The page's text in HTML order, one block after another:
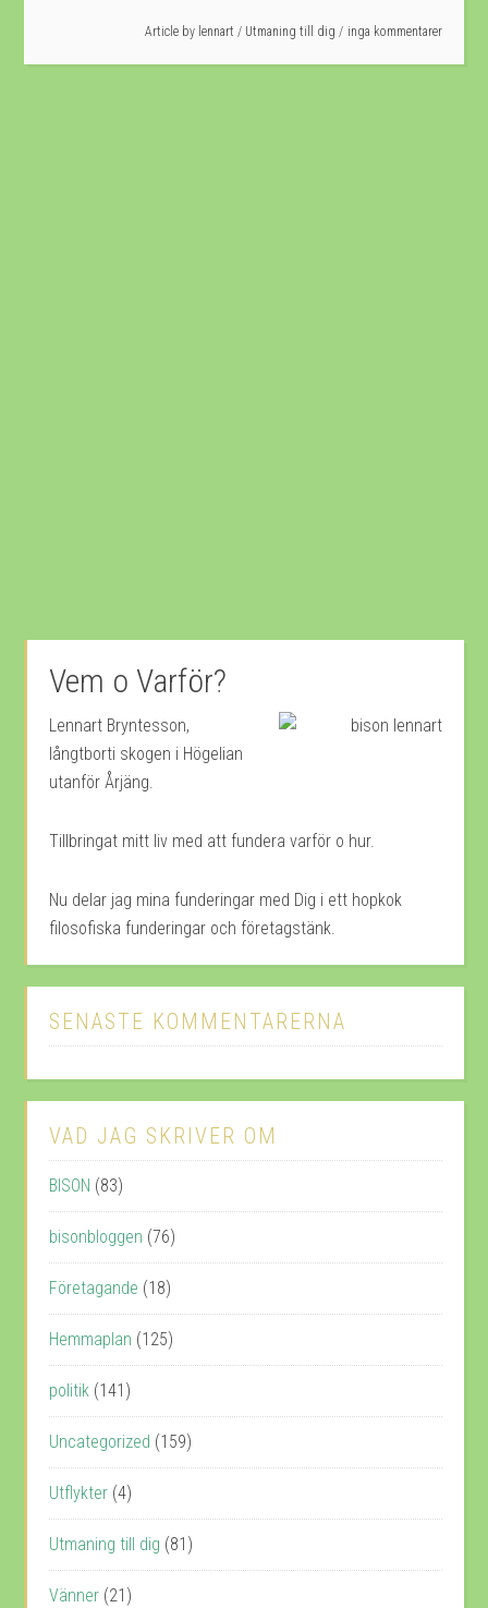
Article by lennart / Utmaning till dig inga kommentarer
Vem o Varför?
Lennart Bryntesson,
långtborti skogen i Högelian
utanför Årjäng.
Tillbringat mitt liv med att fundera varför o hur.
Nu delar jag mina funderingar med Dig i ett hopkok
filosofiska funderingar och företagstänk.
SENASTE KOMMENTARERNA
VAD JAG SKRIVER OM
BISON (83)
bisonbloggen (76)
Företagande (18)
Hemmaplan (125)
politik (141)
Uncategorized (159)
Utflykter (4)
Utmaning till dig (81)
Vänner (21)